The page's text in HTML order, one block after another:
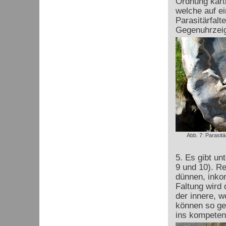
welche auf
Abb. 7:
5. Es gibt
9 und 10).
dünnen,
Faltung wird
der innere,
können so
ins